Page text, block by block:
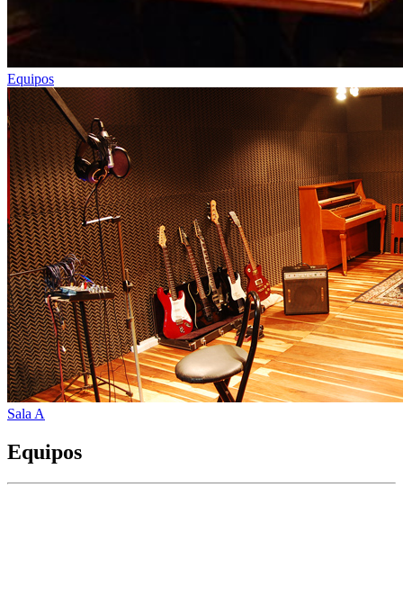
Equipos
Sala A
Equipos